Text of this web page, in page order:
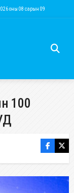
KRW 2.53
оны 08 сарын 09
100